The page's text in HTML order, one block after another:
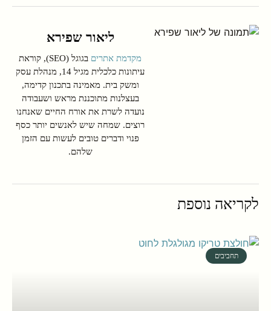
ליאור שפירא
מקדמת אתרים
בגוגל (SEO), קוראת
עיתונות כלכלית מגיל 14, מנהלת עסק
ומשק בית. מאמינה בתכנון קדימה,
בעצלנות מתוכננת מראש ושעבודה
נועדה לשרת את אורח החיים שאנחנו
רוצים. שמחה שיש לאנשים יותר כסף
פנוי ודברים טובים לעשות עם הזמן
שלהם.
לקריאה נוספת
תחביבים